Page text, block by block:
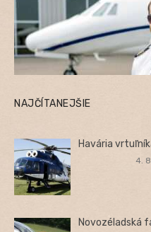
NAJČÍTANEJŠIE
Havária
4.
Novozéladská